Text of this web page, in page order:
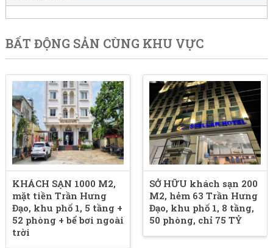
BẤT ĐỘNG SẢN CÙNG KHU VỰC
KHÁCH SẠN 1000 M2,
mặt tiền Trần Hưng
Đạo, khu phố 1, 5 tầng +
52 phòng + bể bơi ngoài
trời
SỞ HỮU khách sạn 200
M2, hẻm 63 Trần Hưng
Đạo, khu phố 1, 8 tầng,
50 phòng, chỉ 75 TỶ